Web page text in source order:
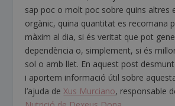
sap poc o molt poc sobre quins altres
orgànic, quina quantitat es recomana
màxim al dia, si és veritat que pot
dependència o, simplement, si és
sol o amb llet. En aquest post
i aportem informació útil sobre
l’ajuda de Xus Murciano, responsable